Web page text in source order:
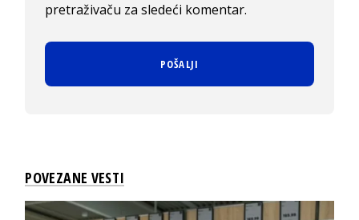
pretraživaču za sledeći komentar.
POVEZANE VESTI